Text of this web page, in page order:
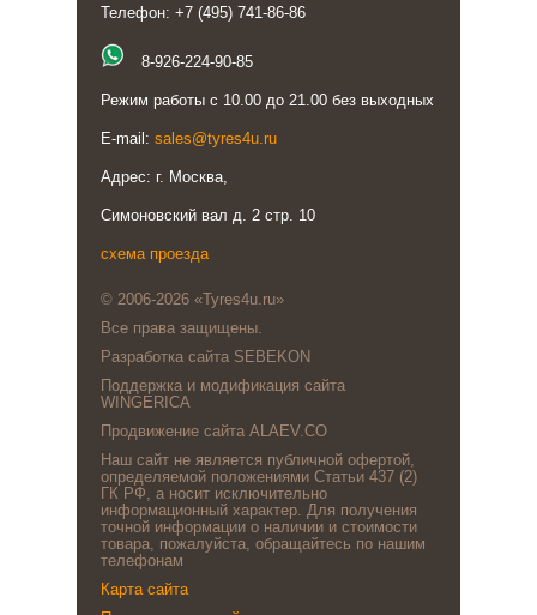
Телефон: +7 (495) 741-86-86
8-926-224-90-85
Режим работы с 10.00 до 21.00 без выходных
E-mail: sales@tyres4u.ru
Адрес: г. Москва,
Симоновский вал д. 2 стр. 10
схема проезда
© 2006-2026 «Tyres4u.ru»
Все права защищены.
Разработка сайта SEBEKON
Поддержка и модификация сайта
WINGERICA
Продвижение сайта ALAEV.CO
Наш сайт не является публичной офертой,
определяемой положениями Статьи 437 (2)
ГК РФ, а носит исключительно
информационный характер. Для получения
точной информации о наличии и стоимости
товара, пожалуйста, обращайтесь по нашим
телефонам
Карта сайта